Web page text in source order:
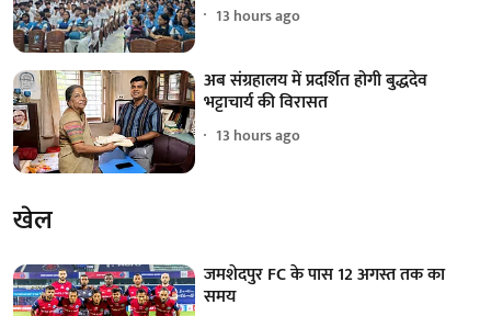
13 hours ago
अब संग्रहालय में प्रदर्शित होगी बुद्धदेव
भट्टाचार्य की विरासत
13 hours ago
खेल
जमशेदपुर FC के पास 12 अगस्त तक का
समय